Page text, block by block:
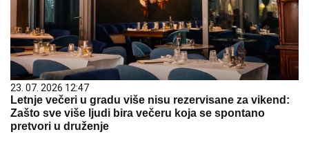
23. 07. 2026 12:47
Letnje večeri u gradu više nisu rezervisane za vikend:
Zašto sve više ljudi bira večeru koja se spontano
pretvori u druženje